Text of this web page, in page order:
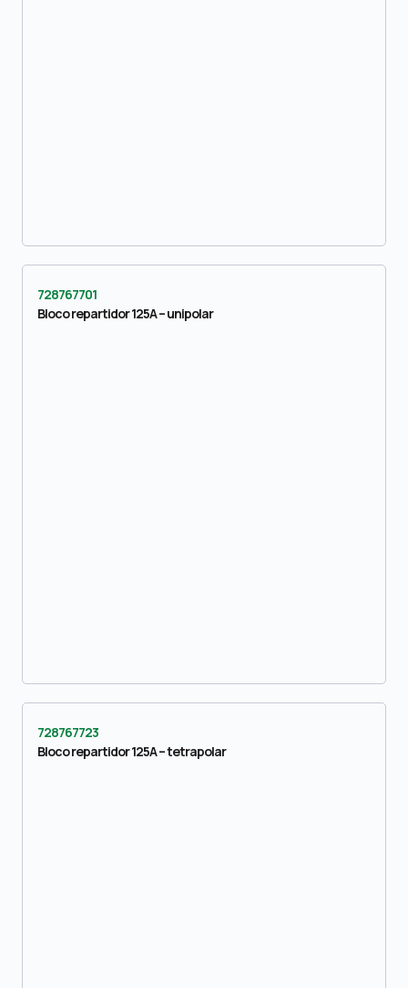
728767701
Bloco repartidor 125A – unipolar
728767723
Bloco repartidor 125A – tetrapolar